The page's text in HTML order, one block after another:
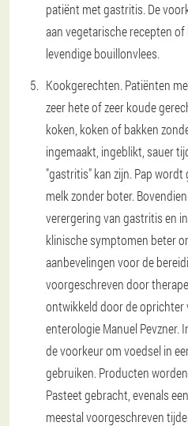
patiënt met gastritis. De
aan vegetarische recepten
levendige bouillonvlees.
Kookgerechten. Patiënten
zeer hete of zeer koude
koken, koken of bakken
ingemaakt, ingeblikt, sauer
"gastritis" kan zijn. Pap
melk zonder boter.
verergering van gastritis en
klinische symptomen beter
aanbevelingen voor de
voorgeschreven door
ontwikkeld door de oprichter
enterologie Manuel Pevzner.
de voorkeur om voedsel in
gebruiken. Producten
Pasteet gebracht, evenals
meestal voorgeschreven